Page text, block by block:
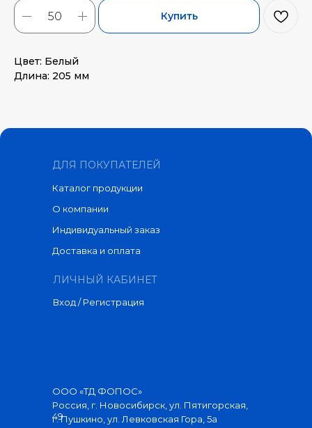
Купить
Цвет: Белый
Длина: 205 мм
ДЛЯ ПОКУПАТЕЛЕЙ
Каталог продукции
Доставка и оплата
ЛИЧНЫЙ КАБИНЕТ
Вход / Регистрация
О компании
Индивидуальный заказ
Россия, г. Новосибирск, ул. Пятигорская,
49
г. Пушкино, ул. Левковская Гора, 5а
ООО «ТД ФОПОС»